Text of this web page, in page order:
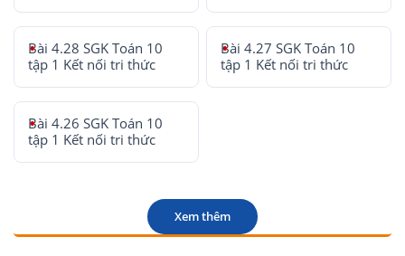
Bài 4.28 SGK Toán 10
tập 1 Kết nối tri thức
Bài 4.27 SGK Toán 10
tập 1 Kết nối tri thức
Bài 4.26 SGK Toán 10
tập 1 Kết nối tri thức
Xem thêm